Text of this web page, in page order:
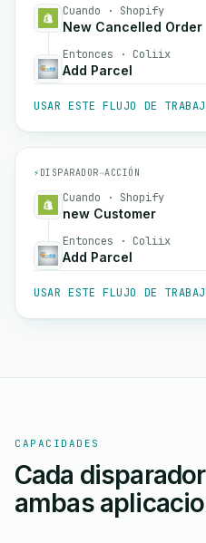
Cuando · Shopify
New Cancelled Order
Entonces · Coliix
Add Parcel
USAR ESTE FLUJO DE
⚡ DISPARADOR→ACCIÓN
Cuando · Shopify
new Customer
Entonces · Coliix
Add Parcel
USAR ESTE FLUJO DE
CAPACIDADES
Cada
ambas